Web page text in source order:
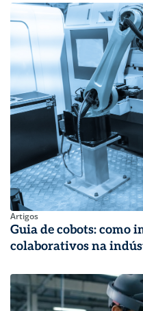
Artigos
Guia de cobots: como
colaborativos na